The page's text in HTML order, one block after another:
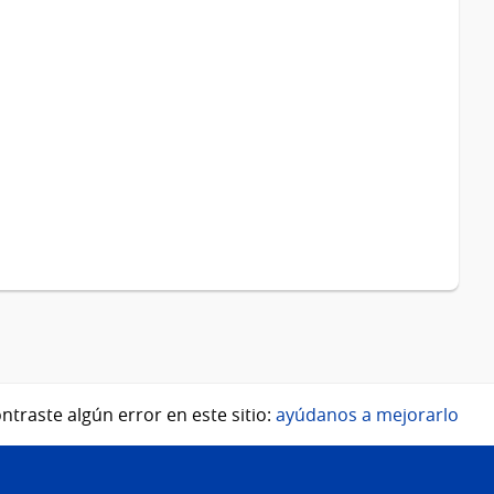
algún error en este sitio: ayúdanos a mejorarlo